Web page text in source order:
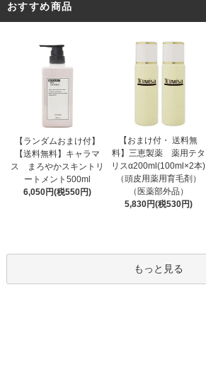
おすすめ商品
【ランダムおまけ付】
【送料無料】キャラマ
ス まろやかスキントリ
ートメント500ml
6,050円(税550円)
【おまけ付・ 送料無
料】三恵製薬 薬用テタ
リスα200ml(100ml×2本)
（頭皮用薬用育毛剤）
（医薬部外品）
5,830円(税530円)
もっと見る